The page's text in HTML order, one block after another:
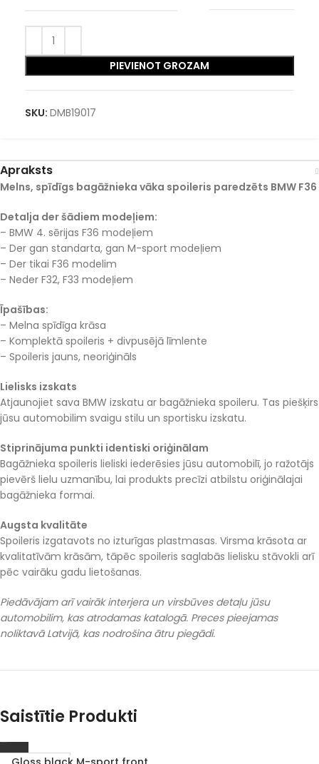
PIEVIENOT GROZAM
SKU: DMB19017
Apraksts
Melns, spīdīgs bagāžnieka vāka spoileris paredzēts BMW F36
Detalja der šādiem modeļiem:
– BMW 4. sērijas F36 modeļiem
– Der gan standarta, gan M-sport modeļiem
– Der tikai F36 modelim
– Neder F32, F33 modeļiem
Īpašības:
– Melna spīdīga krāsa
– Komplektā spoileris + divpusējā līmlente
– Spoileris jauns, neoriģināls
Lielisks izskats
Atjaunojiet sava BMW izskatu ar bagāžnieka spoileru. Tas piešķirs
jūsu automobilim svaigu stilu un sportisku izskatu.
Stiprinājuma punkti identiski oriģinālam
Bagāžnieka spoileris lieliski iederēsies jūsu automobilī, jo ražotājs
pievērš lielu uzmanību, lai produkts precīzi atbilstu oriģinālajai
bagāžnieka formai.
Augsta kvalitāte
Spoileris izgatavots no izturīgas plastmasas. Virsma krāsota ar
kvalitatīvām krāsām, tāpēc spoileris saglabās lielisku stāvokli arī
pēc vairāku gadu lietošanas.
Piedāvājam arī vairāk interjera un virsbūves detaļu jūsu
automobilim, kas atrodamas katalogā. Preces pieejamas
noliktavā Latvijā, kas nodrošina ātru piegādi.
Saistītie Produkti